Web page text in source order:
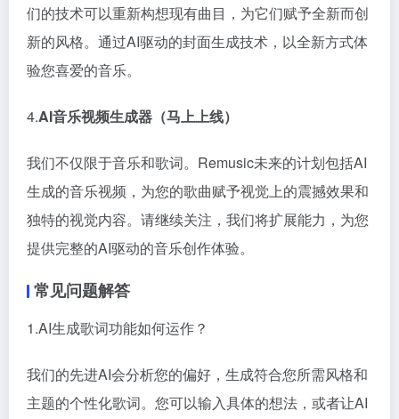
们的技术可以重新构想现有曲目，为它们赋予全新而创
新的风格。通过AI驱动的封面生成技术，以全新方式体
验您喜爱的音乐。
4.AI音乐视频生成器（马上上线）
我们不仅限于音乐和歌词。Remusic未来的计划包括AI
生成的音乐视频，为您的歌曲赋予视觉上的震撼效果和
独特的视觉内容。请继续关注，我们将扩展能力，为您
提供完整的AI驱动的音乐创作体验。
常见问题解答
1.AI生成歌词功能如何运作？
我们的先进AI会分析您的偏好，生成符合您所需风格和
主题的个性化歌词。您可以输入具体的想法，或者让AI